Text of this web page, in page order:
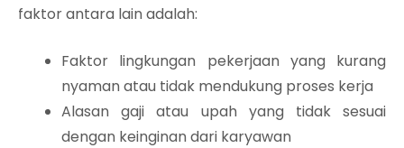
faktor antara lain adalah:
Faktor lingkungan pekerjaan yang kurang
nyaman atau tidak mendukung proses kerja
Alasan gaji atau upah yang tidak sesuai
dengan keinginan dari karyawan